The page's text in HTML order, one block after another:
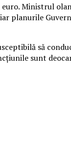
Ministrul
planurile
să
sunt